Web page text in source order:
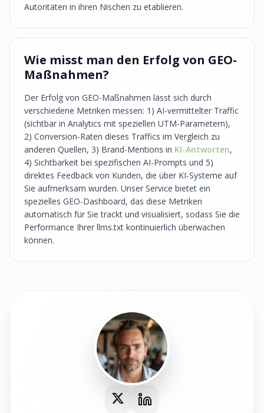
Autoritäten in ihren Nischen zu etablieren.
Wie misst man den Erfolg von GEO-
Maßnahmen?
Der Erfolg von GEO-Maßnahmen lässt sich durch
verschiedene Metriken messen: 1) AI-vermittelter Traffic
(sichtbar in Analytics mit speziellen UTM-Parametern),
2) Conversion-Raten dieses Traffics im Vergleich zu
anderen Quellen, 3) Brand-Mentions in KI-Antworten,
4) Sichtbarkeit bei spezifischen AI-Prompts und 5)
direktes Feedback von Kunden, die über KI-Systeme auf
Sie aufmerksam wurden. Unser Service bietet ein
spezielles GEO-Dashboard, das diese Metriken
automatisch für Sie trackt und visualisiert, sodass Sie die
Performance Ihrer llms.txt kontinuierlich überwachen
können.